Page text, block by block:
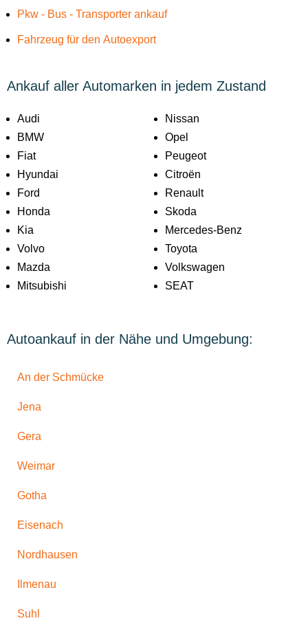
Pkw - Bus - Transporter ankauf
Fahrzeug für den Autoexport
Ankauf aller Automarken in jedem Zustand
Audi
BMW
Fiat
Hyundai
Ford
Honda
Kia
Volvo
Mazda
Mitsubishi
Nissan
Opel
Peugeot
Citroën
Renault
Skoda
Mercedes-Benz
Toyota
Volkswagen
SEAT
Autoankauf in der Nähe und Umgebung:
An der Schmücke
Jena
Gera
Weimar
Gotha
Eisenach
Nordhausen
Ilmenau
Suhl